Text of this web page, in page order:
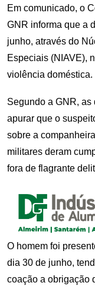
Em comunicado, o
GNR informa que a
junho, através do
Especiais (NIAVE),
violência doméstica.
Segundo a GNR,
apurar que o
sobre a
militares deram
fora de flagrante
O homem foi
dia 30 de junho,
coação a obrigação